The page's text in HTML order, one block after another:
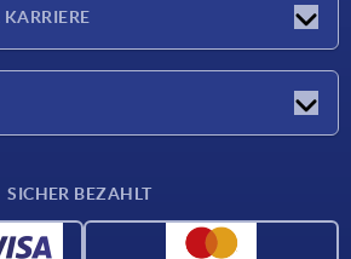
SICHER BEZAHLT